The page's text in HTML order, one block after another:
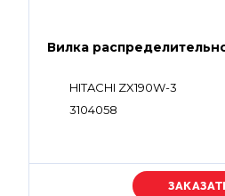
Вилка
HITACHI ZX190W-3
3104058
Уточняйте